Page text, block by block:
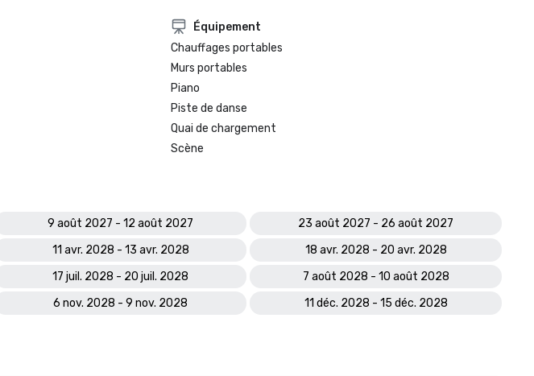
Équipement
Chauffages portables
Murs portables
Piano
Piste de danse
Quai de chargement
Scène
9 août 2027 - 12 août 2027
23 août 2027 - 26 août 2027
11 avr. 2028 - 13 avr. 2028
18 avr. 2028 - 20 avr. 2028
17 juil. 2028 - 20 juil. 2028
7 août 2028 - 10 août 2028
6 nov. 2028 - 9 nov. 2028
11 déc. 2028 - 15 déc. 2028